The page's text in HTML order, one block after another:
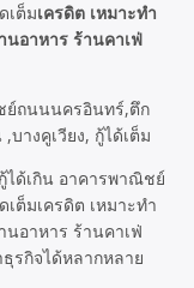
เต็มเครดิต เหมาะทำ
อาหาร ร้านคาเฟ่
ด้เกิน อาคารพาณิชย์
ต็มเครดิต เหมาะทำ
อาหาร ร้านคาเฟ่
รกิจได้หลากหลาย